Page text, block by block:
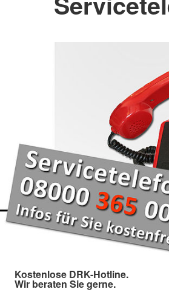
Kostenlose DRK-Hotline.
Wir beraten Sie gerne.